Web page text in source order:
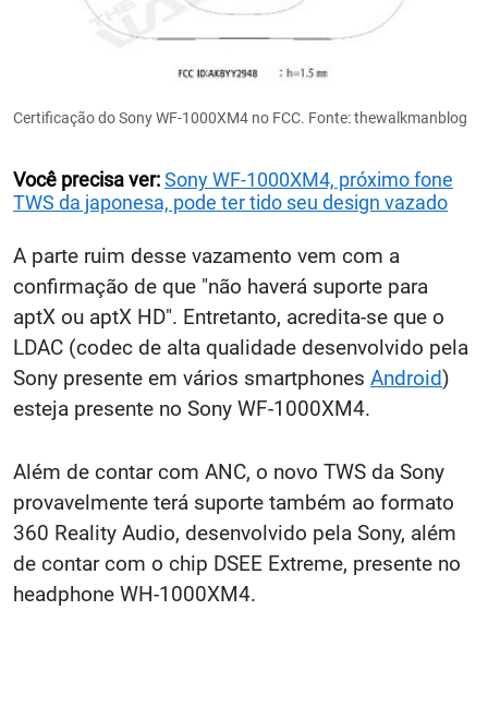
Certificação do Sony WF-1000XM4 no FCC. Fonte: thewalkmanblog
Você precisa ver:Sony WF-1000XM4, próximo fone
TWS da japonesa, pode ter tido seu design vazado
A parte ruim desse vazamento vem com a
confirmação de que "não haverá suporte para
aptX ou aptX HD". Entretanto, acredita-se que o
LDAC (codec de alta qualidade desenvolvido pela
Sony presente em vários smartphones Android)
esteja presente no Sony WF-1000XM4.
Além de contar com ANC, o novo TWS da Sony
provavelmente terá suporte também ao formato
360 Reality Audio, desenvolvido pela Sony, além
de contar com o chip DSEE Extreme, presente no
headphone WH-1000XM4.